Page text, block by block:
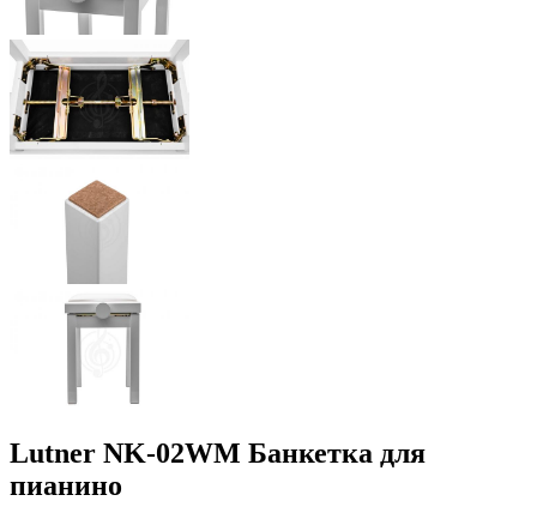
Lutner NK-02WM Банкетка для
пианино